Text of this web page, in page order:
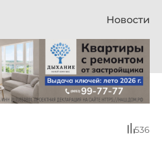
Новости
536